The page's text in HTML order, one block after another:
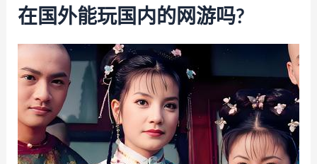
在国外能玩国内的网游吗?